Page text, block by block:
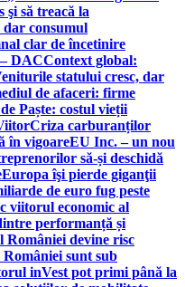
să treacă la
dar consumul
clar de încetinire
DACContext global:
statului cresc, dar
de afaceri: firme
Paște: costul vieții
Criza carburanților
în vigoareEU Inc. – un nou
să-și deschidă
Europa îşi pierde giganţii
de euro fug peste
viitorul economic al
performanță și
României devine risc
sunt sub
inVest pot primi până la